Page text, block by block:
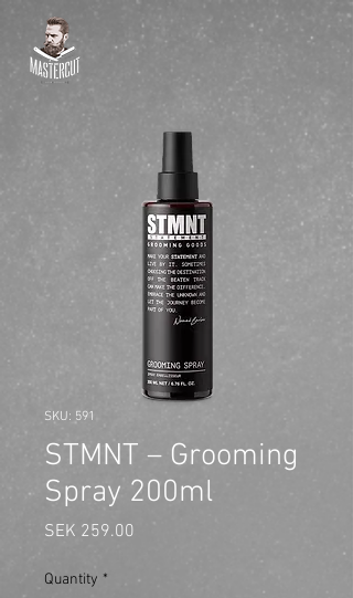
SKU: 591
STMNT – Grooming
Spray 200ml
SEK 259.00
Quantity *